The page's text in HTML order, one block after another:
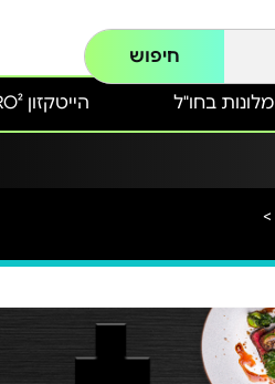
חיפוש
הייטקזון PRO² מלונות בחו"ל